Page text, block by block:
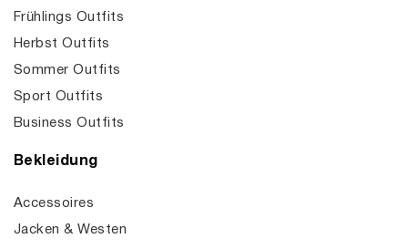
Frühlings Outfits
Herbst Outfits
Sommer Outfits
Sport Outfits
Business Outfits
Bekleidung
Accessoires
Jacken & Westen